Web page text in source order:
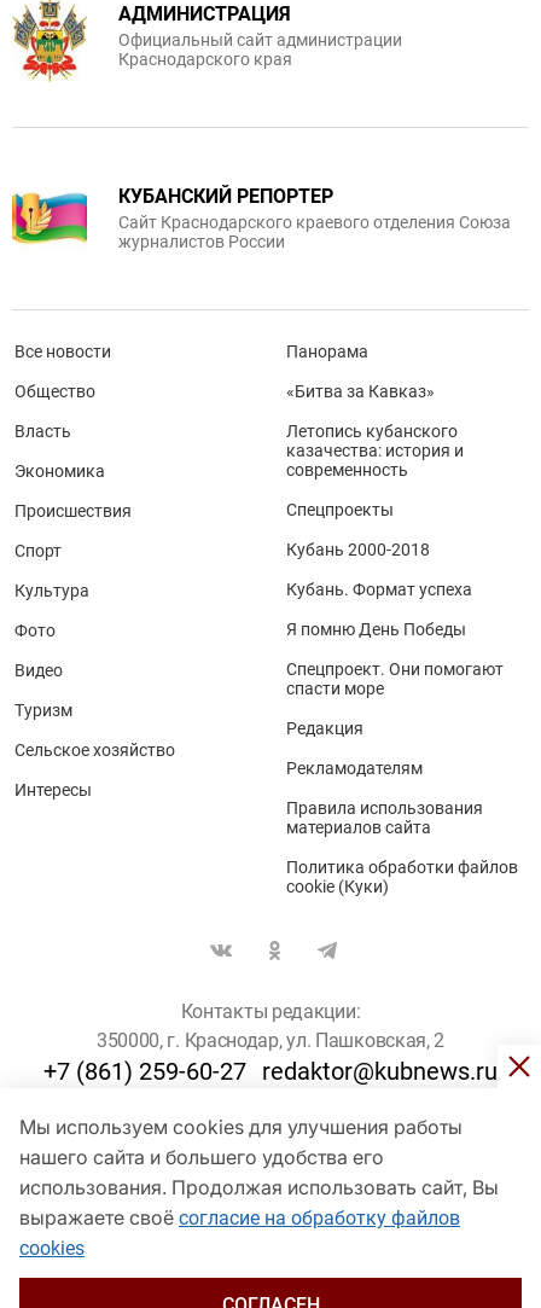
Мы используем cookies для улучшения работы
нашего сайта и большего удобства его
использования. Продолжая использовать сайт, Вы
выражаете своё согласие на обработку файлов
cookies
АДМИНИСТРАЦИЯ
Официальный сайт администрации
Краснодарского края
КУБАНСКИЙ РЕПОРТЕР
Сайт Краснодарского краевого отделения Союза
журналистов России
Все новости
Общество
Власть
Экономика
Происшествия
Спорт
Культура
Фото
Видео
Туризм
Сельское хозяйство
Интересы
Панорама
«Битва за Кавказ»
Летопись кубанского
казачества: история и
современность
Спецпроекты
Кубань 2000-2018
Кубань. Формат успеха
Я помню День Победы
Спецпроект. Они помогают
спасти море
Редакция
Рекламодателям
Правила использования
материалов сайта
Политика обработки файлов
cookie (Куки)
Контакты редакции:
350000, г. Краснодар, ул. Пашковская, 2
+7 (861) 259-60-27 redaktor@kubnews.ru
Для пользователей старше 16 лет
© Кубанские Новости, 2017
Сетевое издание «kubnews» зарегистрировано Федеральной
службой по надзору в сфере связи, информационных технологий
и массовых коммуникаций (Роскомнадзор). Регистрационный